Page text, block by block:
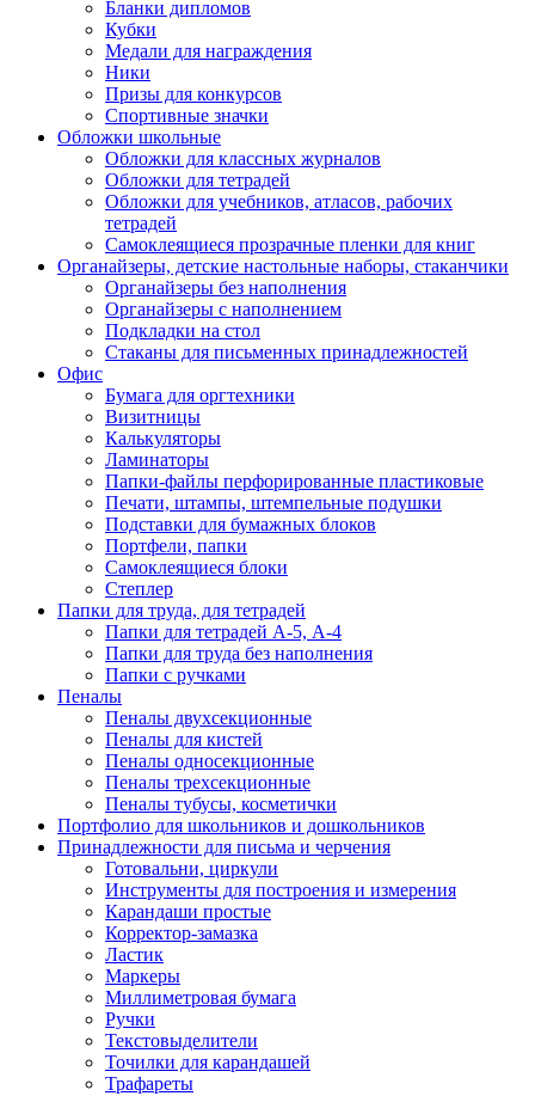
Бланки дипломов
Кубки
Медали для награждения
Ники
Призы для конкурсов
Спортивные значки
Обложки школьные
Обложки для классных журналов
Обложки для тетрадей
Обложки для учебников, атласов, рабочих
тетрадей
Самоклеящиеся прозрачные пленки для книг
Органайзеры, детские настольные наборы, стаканчики
Органайзеры без наполнения
Органайзеры с наполнением
Подкладки на стол
Стаканы для письменных принадлежностей
Офис
Бумага для оргтехники
Визитницы
Калькуляторы
Ламинаторы
Папки-файлы перфорированные пластиковые
Печати, штампы, штемпельные подушки
Подставки для бумажных блоков
Портфели, папки
Самоклеящиеся блоки
Степлер
Папки для труда, для тетрадей
Папки для тетрадей А-5, А-4
Папки для труда без наполнения
Папки с ручками
Пеналы
Пеналы двухсекционные
Пеналы для кистей
Пеналы односекционные
Пеналы трехсекционные
Пеналы тубусы, косметички
Портфолио для школьников и дошкольников
Принадлежности для письма и черчения
Готовальни, циркули
Инструменты для построения и измерения
Карандаши простые
Корректор-замазка
Ластик
Маркеры
Миллиметровая бумага
Ручки
Текстовыделители
Точилки для карандашей
Трафареты